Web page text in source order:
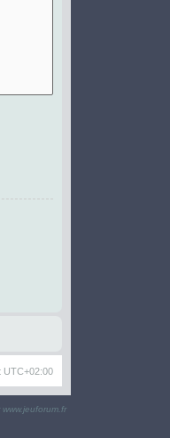
UTC+02:00
www.jeuforum.fr